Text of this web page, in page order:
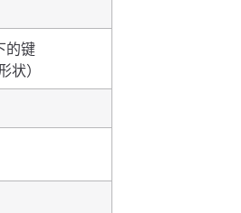
的键
）